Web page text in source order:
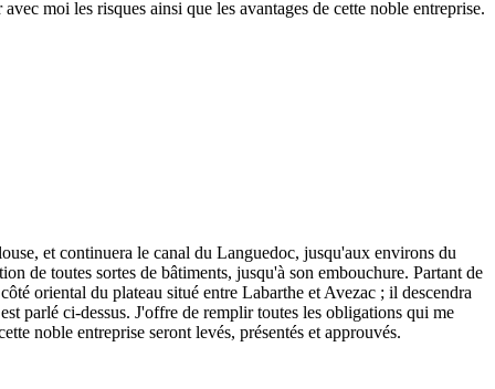
moi les risques ainsi que les avantages de cette noble entreprise.
et continuera le canal du Languedoc, jusqu'aux environs du
de toutes sortes de bâtiments, jusqu'à son embouchure. Partant de
oriental du plateau situé entre Labarthe et Avezac ; il descendra
parlé ci-dessus. J'offre de remplir toutes les obligations qui me
noble entreprise seront levés, présentés et approuvés.